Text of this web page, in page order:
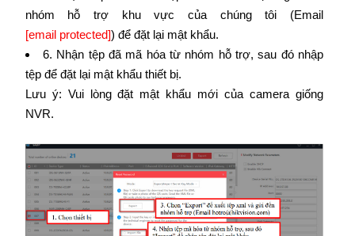
nhóm hỗ trợ khu vực của chúng tôi (Email
[email protected]) để đặt lại mật khẩu.
6. Nhận tệp đã mã hóa từ nhóm hỗ trợ, sau đó nhập
tệp để đặt lại mật khẩu thiết bị.
Lưu ý: Vui lòng đặt mật khẩu mới của camera giống
NVR.